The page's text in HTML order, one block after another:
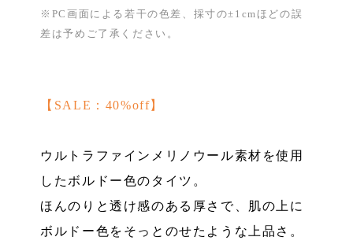
※PC画面による若干の色差、採寸の±1cmほどの誤
差は予めご了承ください。
【SALE：40%off】
ウルトラファインメリノウール素材を使用
したボルドー色のタイツ。
ほんのりと透け感のある厚さで、肌の上に
ボルドー色をそっとのせたような上品さ。